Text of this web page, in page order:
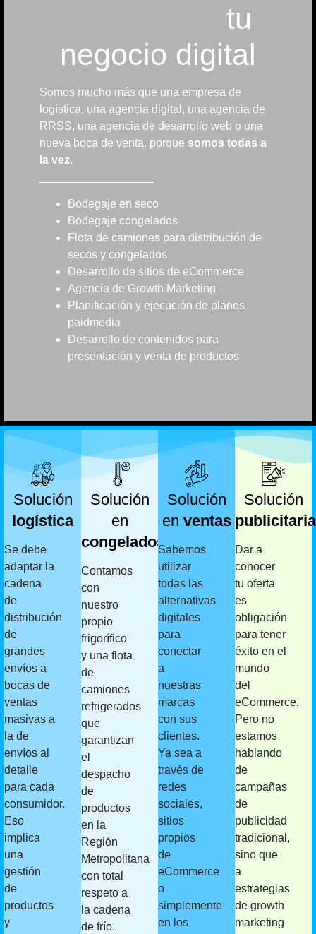
tu
negocio digital
Somos mucho más que una empresa de
logística, una agencia digital, una agencia de
RRSS, una agencia de desarrollo web o una
nueva boca de venta, porque somos todas a
la vez.
Bodegaje en seco
Bodegaje congelados
Flota de camiones para distribución de
secos y congelados
Desarrollo de sitios de eCommerce
Agencia de Growth Marketing
Planificación y ejecución de planes
paidmedia
Desarrollo de contenidos para
presentación y venta de productos
Solución
logística
Se debe
adaptar la
cadena
de
distribución
de
grandes
envíos a
bocas de
ventas
masivas a
la de
envíos al
detalle
para cada
consumidor.
Eso
implica
una
gestión
de
productos
y
Solución
en
congelados
Contamos
con
nuestro
propio
frigorífico
y una flota
de
camiones
refrigerados
que
garantizan
el
despacho
de
productos
en la
Región
Metropolitana
con total
respeto a
la cadena
de frío.
Solución
en ventas
Sabemos
utilizar
todas las
alternativas
digitales
para
conectar
a
nuestras
marcas
con sus
clientes.
Ya sea a
través de
redes
sociales,
sitios
propios
de
eCommerce
o
simplemente
en los
Solución
publicitaria
Dar a
conocer
tu oferta
es
obligación
para tener
éxito en el
mundo
del
eCommerce.
Pero no
estamos
hablando
de
campañas
de
publicidad
tradicional,
sino que
a
estrategias
de growth
marketing